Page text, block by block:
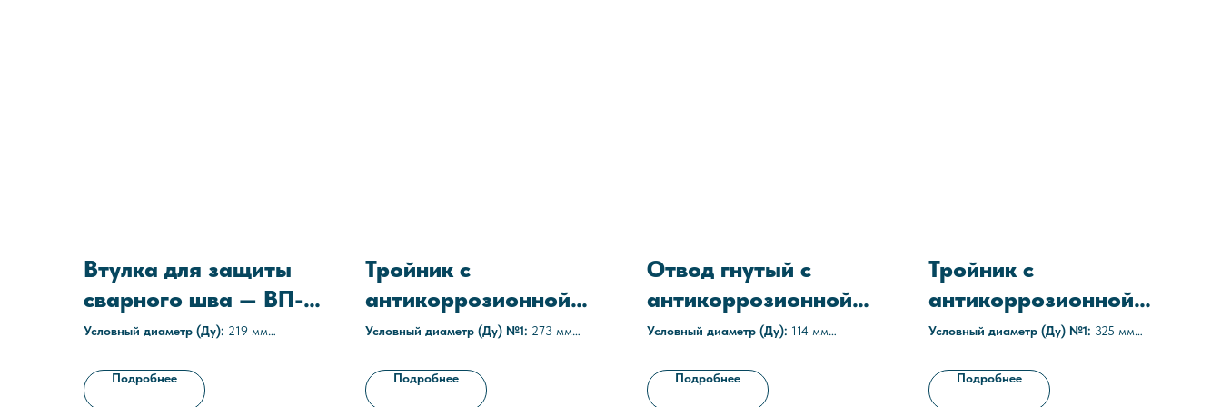
Втулка для защиты
сварного шва — ВП-М
219-20
Условный диаметр (Ду): 219 мм
Технические условия:
05608841-2012
Подробнее
Тройник с
антикоррозионной
защитой ТП-273х10-
Условный диаметр (Ду) №1: 273 мм
Толщина стенок:10/8 мм
Наружное покрытие:
Подробнее
Отвод гнутый с
антикоррозионной
защитой ОС-90-114х5-
Условный диаметр (Ду): 114 мм
Толщина стенки:5 мм
Наружное покрытие:
Подробнее
Тройник с
антикоррозионной
защитой ТП-325х8-
Условный диаметр (Ду) №1: 325 мм
Толщина стенок:8/8 мм
Наружное покрытие:
Подробнее